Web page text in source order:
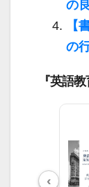
の
【
の
『英語
‹